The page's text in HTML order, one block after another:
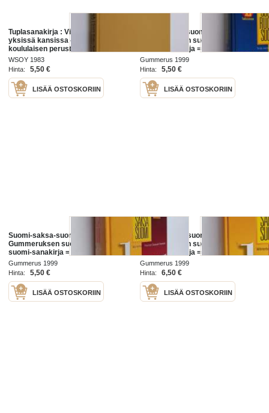
Tuplasanakirja : Viisi sanakirjaa
yksissä kansissa - Kodin ja
koululaisen perusteos : suomi-
ruotsi, ruotsi-suomi, suomi-
englanti, englanti-suomi,
sivistyssanasto
WSOY 1983
Hinta:
5,50 €
LISÄÄ OSTOSKORIIN
Suomi-ruotsi-suomi :
Gummeruksen suomi-ruotsi-
suomi-sanakirja = finsk svensk
finsk ordbok
Gummerus 1999
Hinta:
5,50 €
LISÄÄ OSTOSKORIIN
Suomi-saksa-suomi :
Gummeruksen suomi-saksa-
suomi-sanakirja = Wörterbuch
Finnisch-Deutsch-Finnisch
Gummerus 1999
Hinta:
5,50 €
LISÄÄ OSTOSKORIIN
Suomi-saksa-suomi :
Gummeruksen suomi-saksa-
suomi-sanakirja = Wörterbuch
Finnisch-Deutsch-Finnisch
Gummerus 1999
Hinta:
6,50 €
LISÄÄ OSTOSKORIIN